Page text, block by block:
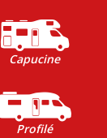
Capucine
Profilé